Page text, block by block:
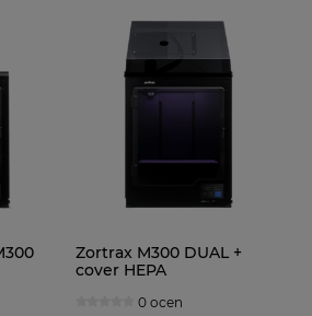
Zortrax M300 DUAL +
cover HEPA
0 ocen